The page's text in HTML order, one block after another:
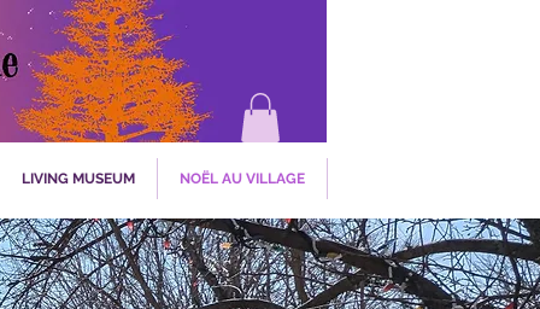
LIVING MUSEUM NOËL AU VILLAGE